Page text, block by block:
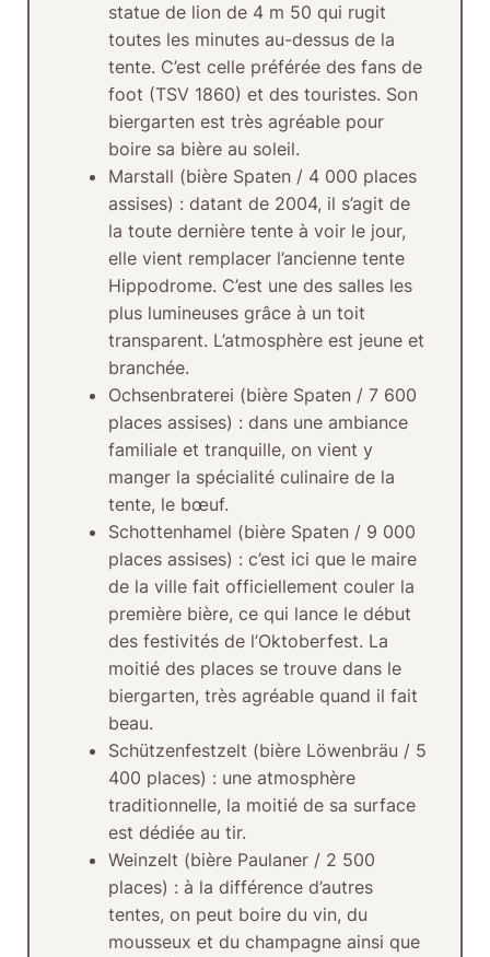
statue de lion de 4 m 50 qui rugit
toutes les minutes au-dessus de la
tente. C’est celle préférée des fans de
foot (TSV 1860) et des touristes. Son
biergarten est très agréable pour
boire sa bière au soleil.
Marstall (bière Spaten / 4 000 places
assises) : datant de 2004, il s’agit de
la toute dernière tente à voir le jour,
elle vient remplacer l’ancienne tente
Hippodrome. C’est une des salles les
plus lumineuses grâce à un toit
transparent. L’atmosphère est jeune et
branchée.
Ochsenbraterei (bière Spaten / 7 600
places assises) : dans une ambiance
familiale et tranquille, on vient y
manger la spécialité culinaire de la
tente, le bœuf.
Schottenhamel (bière Spaten / 9 000
places assises) : c’est ici que le maire
de la ville fait officiellement couler la
première bière, ce qui lance le début
des festivités de l’Oktoberfest. La
moitié des places se trouve dans le
biergarten, très agréable quand il fait
beau.
Schützenfestzelt (bière Löwenbräu / 5
400 places) : une atmosphère
traditionnelle, la moitié de sa surface
est dédiée au tir.
Weinzelt (bière Paulaner / 2 500
places) : à la différence d’autres
tentes, on peut boire du vin, du
mousseux et du champagne ainsi que